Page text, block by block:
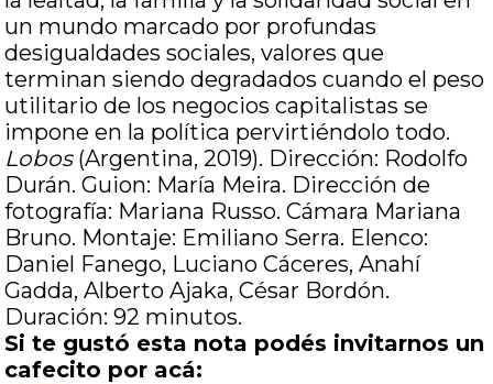
un mundo marcado por profundas
desigualdades sociales, valores que
terminan siendo degradados cuando el peso
utilitario de los negocios capitalistas se
impone en la política pervirtiéndolo todo.
Lobos (Argentina, 2019). Dirección: Rodolfo
Durán. Guion: María Meira. Dirección de
fotografía: Mariana Russo. Cámara Mariana
Bruno. Montaje: Emiliano Serra. Elenco:
Daniel Fanego, Luciano Cáceres, Anahí
Gadda, Alberto Ajaka, César Bordón.
Duración: 92 minutos.
Si te gustó esta nota podés invitarnos un
cafecito por acá: